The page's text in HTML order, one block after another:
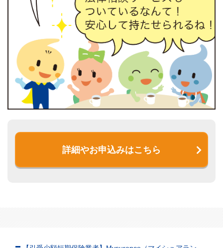
詳細やお申込みはこちら